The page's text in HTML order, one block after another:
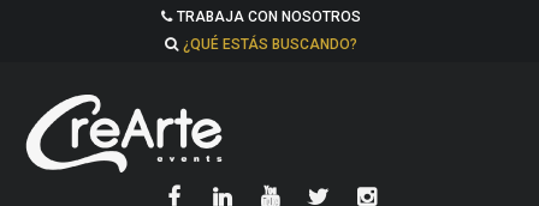
TRABAJA CON NOSOTROS
¿QUÉ ESTÁS BUSCANDO?